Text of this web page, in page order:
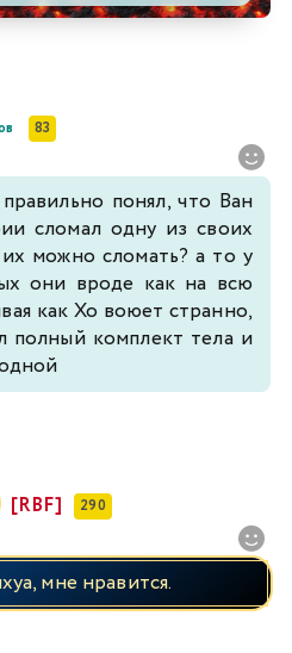
83
понял, что Ван
сломал одну из своих
можно сломать? а то у
они вроде как на всю
как Хо воюет странно,
полный комплект тела и
[RBF] 290
мне нравится.